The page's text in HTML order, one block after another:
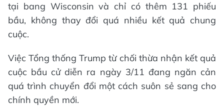
tại bang Wisconsin và chỉ có thêm 131 phiếu
bầu, không thay đổi quá nhiều kết quả chung
cuộc.
Việc Tổng thống Trump từ chối thừa nhận kết quả
cuộc bầu cử diễn ra ngày 3/11 đang ngăn cản
quá trình chuyển đổi một cách suôn sẻ sang cho
chính quyền mới.